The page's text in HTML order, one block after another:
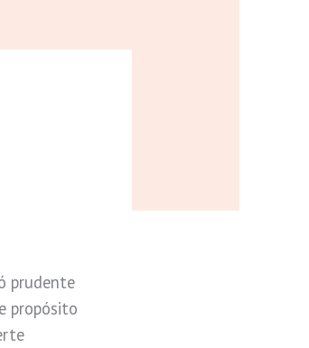
prudente
propósito